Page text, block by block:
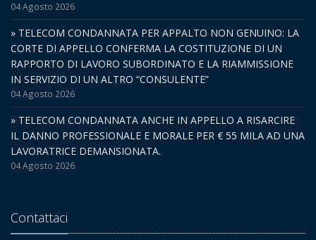
04 Agosto 2026
» TELECOM CONDANNATA PER APPALTO NON GENUINO: LA
CORTE DI APPELLO CONFERMA LA COSTITUZIONE DI UN
RAPPORTO DI LAVORO SUBORDINATO E LA RIAMMISSIONE
IN SERVIZIO DI UN ALTRO “CONSULENTE”
04 Agosto 2026
» TELECOM CONDANNATA ANCHE IN APPELLO A RISARCIRE
IL DANNO PROFESSIONALE E MORALE PER € 55 MILA AD UNA
LAVORATRICE DEMANSIONATA.
04 Agosto 2026
Contattaci